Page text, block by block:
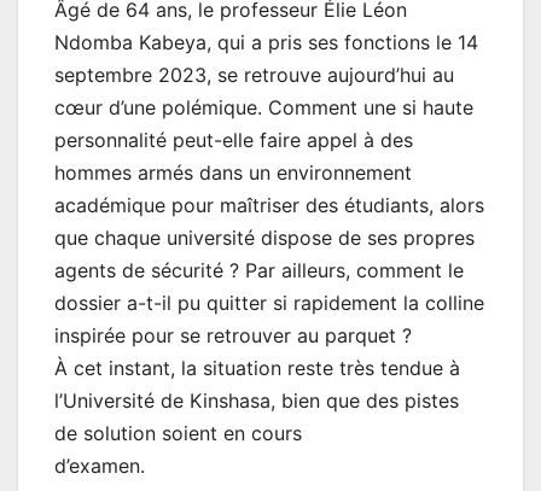
Âgé de 64 ans, le professeur Élie Léon
Ndomba Kabeya, qui a pris ses fonctions le 14
septembre 2023, se retrouve aujourd’hui au
cœur d’une polémique. Comment une si haute
personnalité peut-elle faire appel à des
hommes armés dans un environnement
académique pour maîtriser des étudiants, alors
que chaque université dispose de ses propres
agents de sécurité ? Par ailleurs, comment le
dossier a-t-il pu quitter si rapidement la colline
inspirée pour se retrouver au parquet ?
À cet instant, la situation reste très tendue à
l’Université de Kinshasa, bien que des pistes
de solution soient en cours
d’examen.